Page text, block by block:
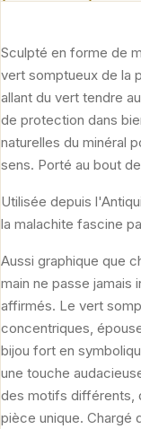
Sculpté en forme de
vert somptueux de la
allant du vert tendre
de protection dans
naturelles du minéral
sens. Porté au bout
Utilisée depuis
la malachite fascine
Aussi graphique que
main ne passe jamais
affirmés. Le vert
concentriques,
bijou fort en
une touche
des motifs différents,
pièce unique. Chargé